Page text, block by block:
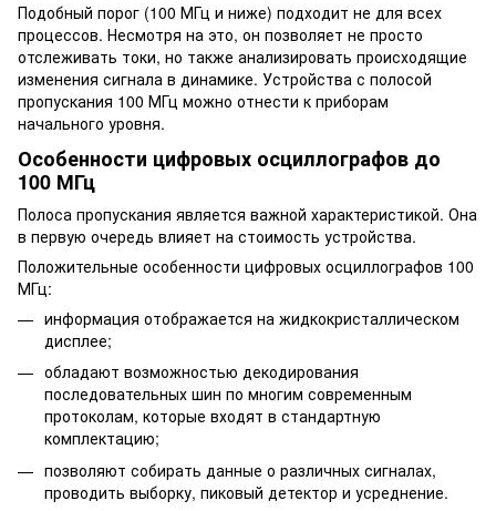
Подобный порог (100 МГц и ниже) подходит не для всех
процессов. Несмотря на это, он позволяет не просто
отслеживать токи, но также анализировать происходящие
изменения сигнала в динамике. Устройства с полосой
пропускания 100 МГц можно отнести к приборам
начального уровня.
Особенности цифровых осциллографов до
100 МГц
Полоса пропускания является важной характеристикой. Она
в первую очередь влияет на стоимость устройства.
Положительные особенности цифровых осциллографов 100
МГц:
информация отображается на жидкокристаллическом
дисплее;
обладают возможностью декодирования
последовательных шин по многим современным
протоколам, которые входят в стандартную
комплектацию;
позволяют собирать данные о различных сигналах,
проводить выборку, пиковый детектор и усреднение.